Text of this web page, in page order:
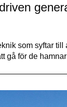
som syftar till
gå för de